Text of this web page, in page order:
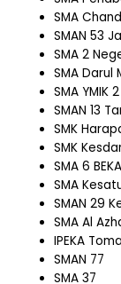
SMA
SMAN 53
SMA 2
SMA Darul
SMA YMIK 2
SMAN 13
SMK
SMK
SMA 6
SMA
SMAN 29
SMA Al
IPEKA
SMAN 77
SMA 37